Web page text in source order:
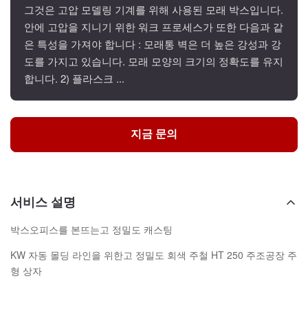
그것은 고압 모델링 기계를 위해 사용된 모래 박스입니다.
안에 고압을 지니기 위한 워크 프로세스가 또한 다음과 같
은 특성을 가져야 합니다 : 모래통 벽은 더 높은 강성과 강
도를 가지고 있습니다. 모래 모양의 크기의 정확도를 유지
합니다. 2) 플라스크 ...
지금 문의
서비스 설명
박스오피스를 본뜨는고 정밀도 캐스팅
KW 자동 몰딩 라인을 위한고 정밀도 회색 주철 HT 250 주조공장 주
형 상자